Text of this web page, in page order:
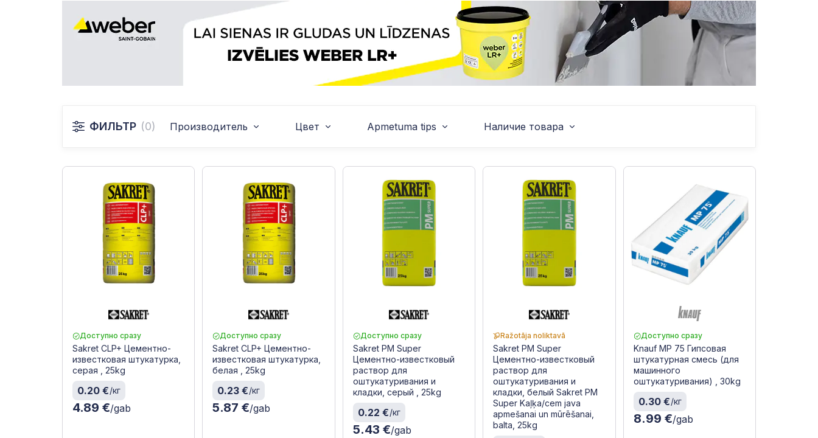
ФИЛЬТР (0) Производитель Цвет Apmetuma tips Наличие товара
Доступно сразу
Sakret CLP+ Цементно-
известковая штукатурка,
серая , 25kg
0.20 €/кг
4.89 €/gab
Доступно сразу
Sakret CLP+ Цементно-
известковая штукатурка,
белая , 25kg
0.23 €/кг
5.87 €/gab
Доступно сразу
Sakret PM Super
Цементно-известковый
раствор для
оштукатуривания и
кладки, серый , 25kg
0.22 €/кг
5.43 €/gab
Ražotāja noliktavā
Sakret PM Super
Цементно-известковый
раствор для
оштукатуривания и
кладки, белый Sakret PM
Super Kaļķa/cem java
apmešanai un mūrēšanai,
balta, 25kg
Доступно сразу
Knauf MP 75 Гипсовая
штукатурная смесь (для
машинного
оштукатуривания) , 30kg
0.30 €/кг
8.99 €/gab